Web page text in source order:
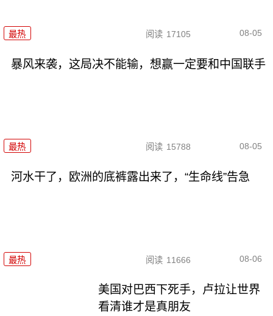
最热 阅读 17105 08-05
暴风来袭，这局决不能输，想赢一定要和中国联手
最热 阅读 15788 08-05
河水干了，欧洲的底裤露出来了，“生命线”告急
最热 阅读 11666 08-06
美国对巴西下死手，卢拉让世界
看清谁才是真朋友